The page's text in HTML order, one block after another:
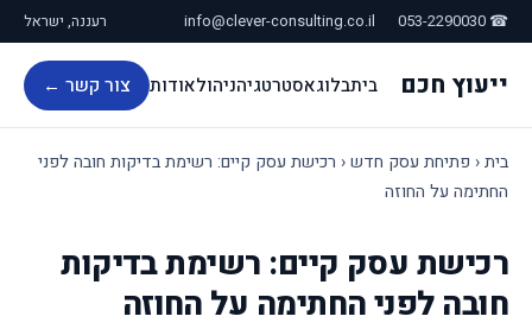
☎ 053-2290030
info@clever-consulting.co.il רעננה, ישראל
ייעוץ חכם ביתבלוגאסטרטגיהניהולאודות צור קשר ←
בית‹ פתיחת עסק חדש‹ רכישת עסק קיים: רשימת בדיקות חובה לפני
החתימה על החוזה
רכישת עסק קיים: רשימת בדיקות
חובה לפני החתימה על החוזה